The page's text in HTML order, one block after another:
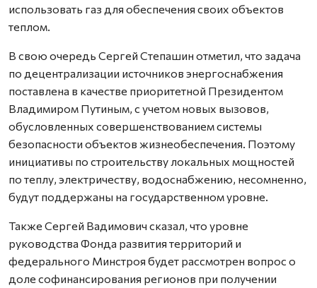
использовать газ для обеспечения своих объектов
теплом.
В свою очередь Сергей Степашин отметил, что задача
по децентрализации источников энергоснабжения
поставлена в качестве приоритетной Президентом
Владимиром Путиным, с учетом новых вызовов,
обусловленных совершенствованием системы
безопасности объектов жизнеобеспечения. Поэтому
инициативы по строительству локальных мощностей
по теплу, электричеству, водоснабжению, несомненно,
будут поддержаны на государственном уровне.
Также Сергей Вадимович сказал, что уровне
руководства Фонда развития территорий и
федерального Минстроя будет рассмотрен вопрос о
доле софинансирования регионов при получении